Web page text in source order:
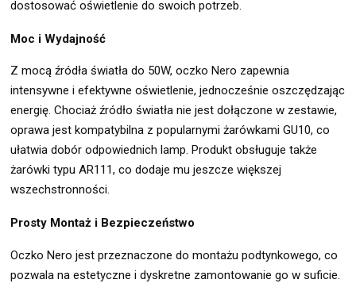
dostosować oświetlenie do swoich potrzeb.
Moc i Wydajność
Z mocą źródła światła do 50W, oczko Nero zapewnia
intensywne i efektywne oświetlenie, jednocześnie oszczędzając
energię. Chociaż źródło światła nie jest dołączone w zestawie,
oprawa jest kompatybilna z popularnymi żarówkami GU10, co
ułatwia dobór odpowiednich lamp. Produkt obsługuje także
żarówki typu AR111, co dodaje mu jeszcze większej
wszechstronności.
Prosty Montaż i Bezpieczeństwo
Oczko Nero jest przeznaczone do montażu podtynkowego, co
pozwala na estetyczne i dyskretne zamontowanie go w suficie.